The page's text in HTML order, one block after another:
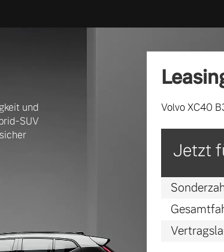
Original Volvo Winter- und Sommer
und
SUV
Volvo XC40
Jetzt